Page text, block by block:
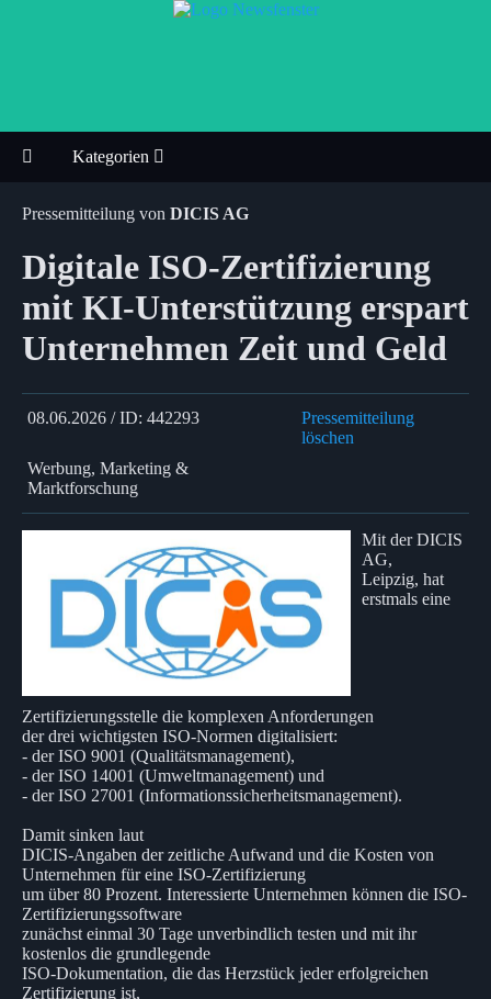
Kategorien
Pressemitteilung von DICIS AG
Digitale ISO-Zertifizierung
mit KI-Unterstützung erspart
Unternehmen Zeit und Geld
08.06.2026 / ID: 442293
Pressemitteilung
löschen
Werbung, Marketing &
Marktforschung
Mit der DICIS
AG,
Leipzig, hat
erstmals eine
Zertifizierungsstelle die komplexen Anforderungen
der drei wichtigsten ISO-Normen digitalisiert:
- der ISO 9001 (Qualitätsmanagement),
- der ISO 14001 (Umweltmanagement) und
- der ISO 27001 (Informationssicherheitsmanagement).
Damit sinken laut
DICIS-Angaben der zeitliche Aufwand und die Kosten von
Unternehmen für eine ISO-Zertifizierung
um über 80 Prozent. Interessierte Unternehmen können die ISO-
Zertifizierungssoftware
zunächst einmal 30 Tage unverbindlich testen und mit ihr
kostenlos die grundlegende
ISO-Dokumentation, die das Herzstück jeder erfolgreichen
Zertifizierung ist,